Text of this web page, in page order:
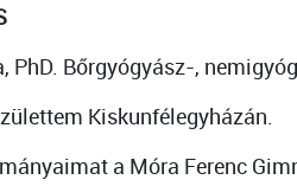
PhD. Bőrgyógyász-,
Kiskunfélegyházán.
a Móra Ferenc